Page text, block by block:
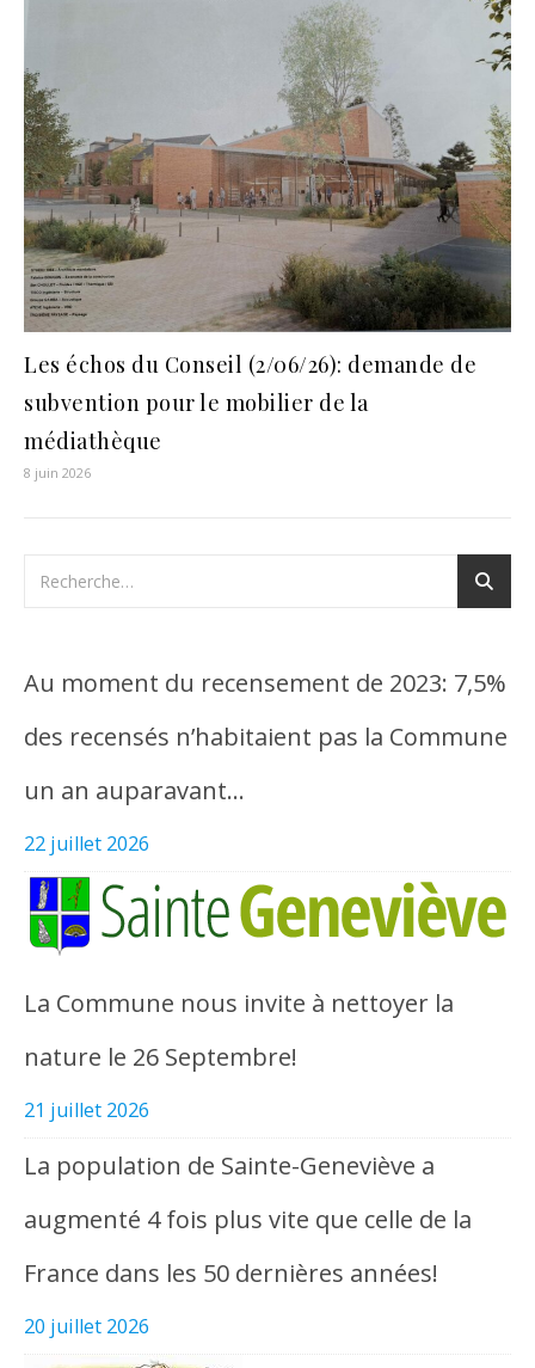
Les échos du Conseil (2/06/26): demande de
subvention pour le mobilier de la
médiathèque
8 juin 2026
Au moment du recensement de 2023: 7,5%
des recensés n’habitaient pas la Commune
un an auparavant…
22 juillet 2026
La Commune nous invite à nettoyer la
nature le 26 Septembre!
21 juillet 2026
La population de Sainte-Geneviève a
augmenté 4 fois plus vite que celle de la
France dans les 50 dernières années!
20 juillet 2026